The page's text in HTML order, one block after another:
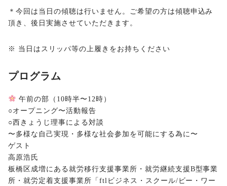
＊今回は当日の傾聴は行いません。ご希望の方は傾聴申込み
頂き、後日実施させていただきます。
※ 当日はスリッパ等の上履きをお持ちください
プログラム
午前の部（10時半〜12時）
○オープニング〜活動報告
○西きょうじ理事による対談
〜多様な自己実現・多様な社会参加を可能にする為に〜
ゲスト
高原浩氏
板橋区成増にある就労移行支援事業所・就労継続支援B型事業
所・就労定着支援事業所「ftlビジネス・スクール/ビー・ワー